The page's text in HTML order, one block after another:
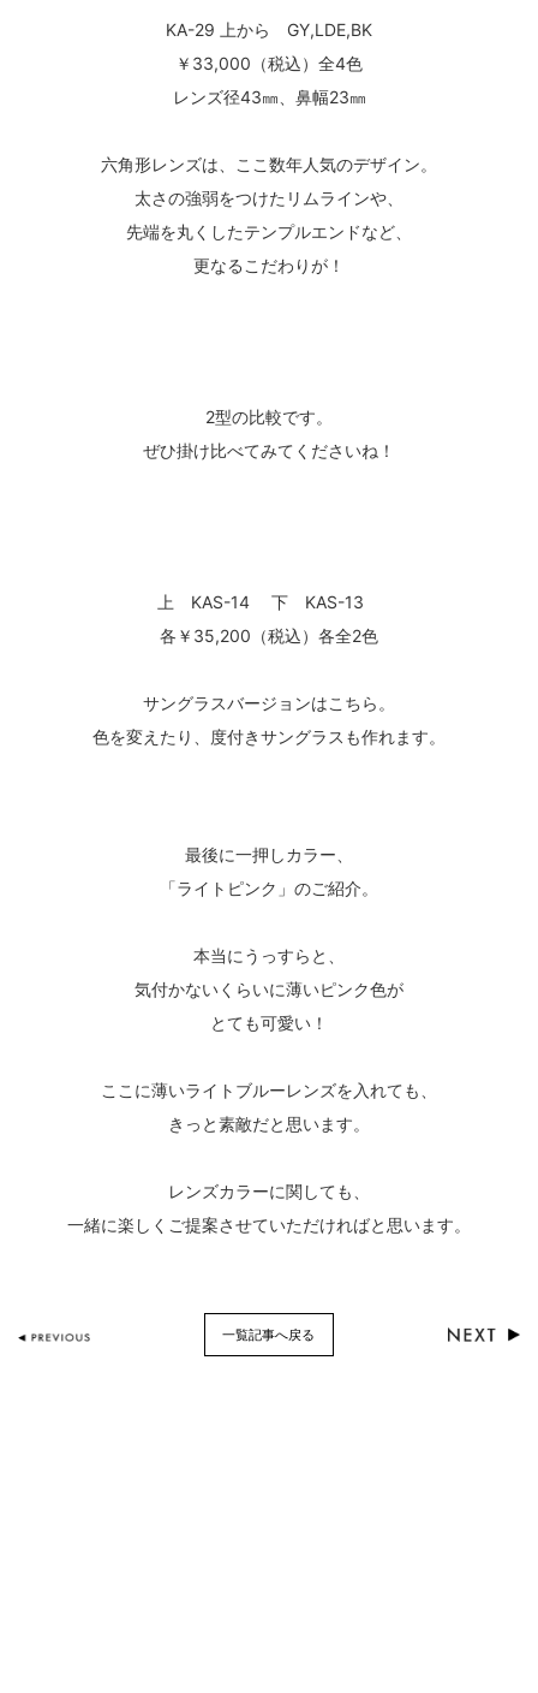
KA-29 上から GY,LDE,BK
￥33,000（税込）全4色
レンズ径43㎜、鼻幅23㎜
六角形レンズは、ここ数年人気のデザイン。
太さの強弱をつけたリムラインや、
先端を丸くしたテンプルエンドなど、
更なるこだわりが！
2型の比較です。
ぜひ掛け比べてみてくださいね！
上 KAS-14 下 KAS-13
各￥35,200（税込）各全2色
サングラスバージョンはこちら。
色を変えたり、度付きサングラスも作れます。
最後に一押しカラー、
「ライトピンク」のご紹介。
本当にうっすらと、
気付かないくらいに薄いピンク色が
とても可愛い！
ここに薄いライトブルーレンズを入れても、
きっと素敵だと思います。
レンズカラーに関しても、
一緒に楽しくご提案させていただければと思います。
一覧記事へ戻る